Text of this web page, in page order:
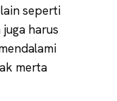
seperti
harus
merta